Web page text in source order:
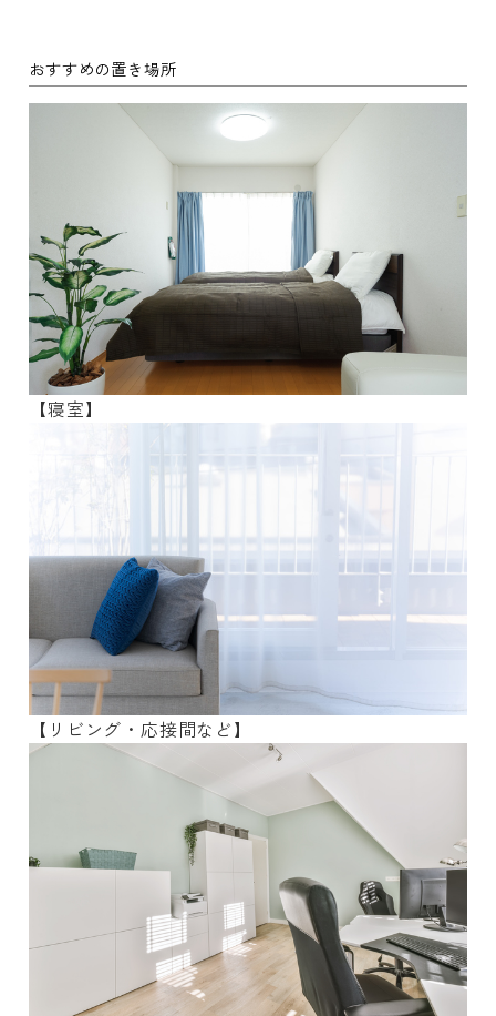
おすすめの置き場所
【寝室】
【リビング・応接間など】